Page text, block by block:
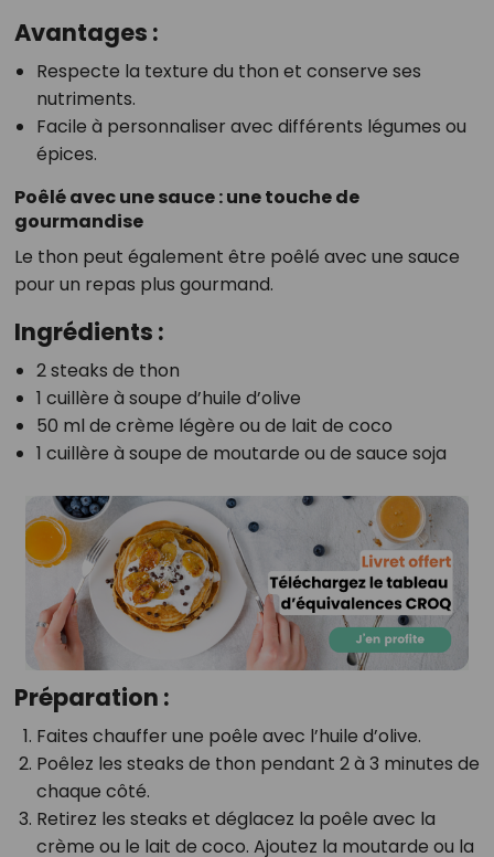
Avantages :
Respecte la texture du thon et conserve ses
nutriments.
Facile à personnaliser avec différents légumes ou
épices.
Poêlé avec une sauce : une touche de
gourmandise
Le thon peut également être poêlé avec une sauce
pour un repas plus gourmand.
Ingrédients :
2 steaks de thon
1 cuillère à soupe d’huile d’olive
50 ml de crème légère ou de lait de coco
1 cuillère à soupe de moutarde ou de sauce soja
Préparation :
Faites chauffer une poêle avec l’huile d’olive.
Poêlez les steaks de thon pendant 2 à 3 minutes de
chaque côté.
Retirez les steaks et déglacez la poêle avec la
crème ou le lait de coco. Ajoutez la moutarde ou la